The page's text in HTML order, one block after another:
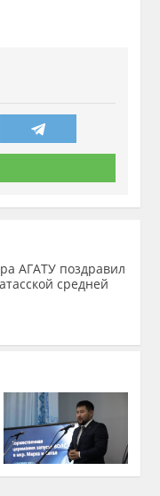
АГАТУ поздравил
средней